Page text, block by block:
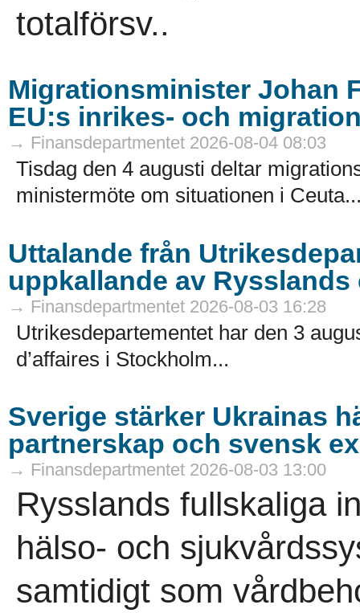
totalförsv..
Migrationsminister Johan
EU:s inrikes- och
→ Finansdepartmentet 2026-08-04 08:03
Tisdag den 4 augusti deltar
ministermöte om situationen i
Uttalande från
uppkallande av Rysslands
→ Finansdepartmentet 2026-08-03 16:28
Utrikesdepartementet har den 3
d’affaires i Stockholm...
Sverige stärker Ukrainas
partnerskap och svensk
→ Finansdepartmentet 2026-08-03 13:00
Rysslands fullskaliga
hälso- och
samtidigt som